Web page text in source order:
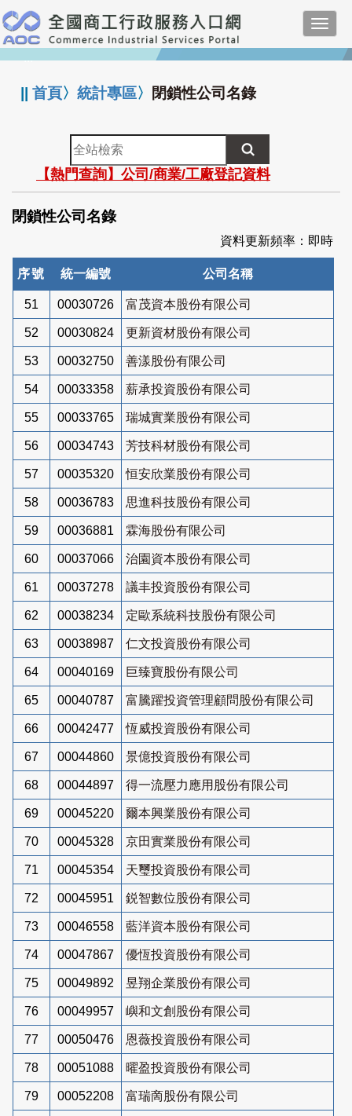
跳
到
主
要
:::
||首頁〉統計專區〉 閉鎖性公司名錄
全
站
檢
索
【熱門查詢】公司/商業/工廠登記資料
閉鎖性公司名錄
資料更新頻率：即時
序號 統一編號 公司名稱
51 00030726 富茂資本股份有限公司
52 00030824 更新資材股份有限公司
53 00032750 善漾股份有限公司
54 00033358 薪承投資股份有限公司
55 00033765 瑞城實業股份有限公司
56 00034743 芳技科材股份有限公司
57 00035320 恒安欣業股份有限公司
58 00036783 思進科技股份有限公司
59 00036881 霖海股份有限公司
60 00037066 治園資本股份有限公司
61 00037278 議丰投資股份有限公司
62 00038234 定歐系統科技股份有限公司
63 00038987 仁文投資股份有限公司
64 00040169 巨臻寶股份有限公司
65 00040787 富騰躍投資管理顧問股份有限公司
66 00042477 恆威投資股份有限公司
67 00044860 景億投資股份有限公司
68 00044897 得一流壓力應用股份有限公司
69 00045220 爾本興業股份有限公司
70 00045328 京田實業股份有限公司
71 00045354 天璽投資股份有限公司
72 00045951 鋭智數位股份有限公司
73 00046558 藍洋資本股份有限公司
74 00047867 優恆投資股份有限公司
75 00049892 昱翔企業股份有限公司
76 00049957 嶼和文創股份有限公司
77 00050476 恩薇投資股份有限公司
78 00051088 曜盈投資股份有限公司
79 00052208 富瑞啇股份有限公司